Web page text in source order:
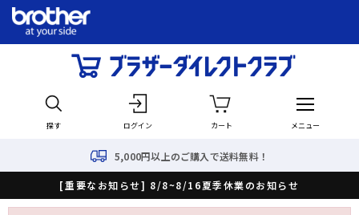
探す ログイン カート メニュー
5,000円以上のご購入で送料無料！
[重要なお知らせ] 8/8~8/16夏季休業のお知らせ